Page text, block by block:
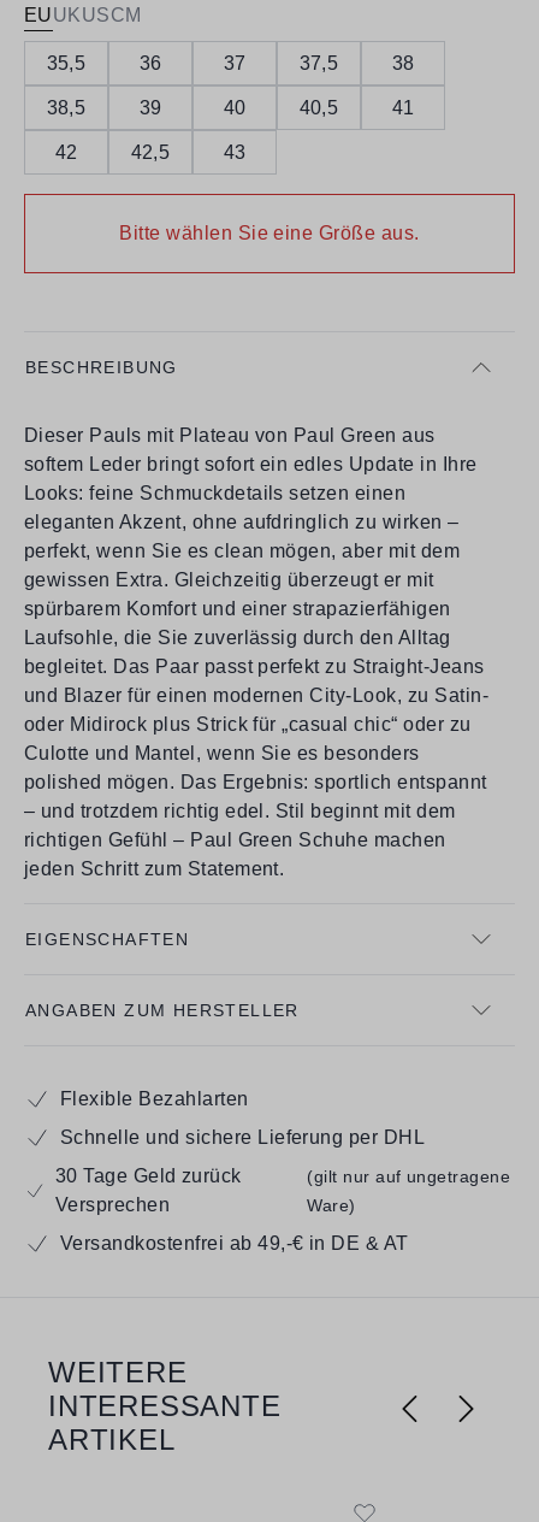
EUUKUSCM
35,5 36 37 37,5 38
38,5 39 40 40,5 41
42 42,5 43
Bitte wählen Sie eine Größe aus.
BESCHREIBUNG
Dieser Pauls mit Plateau von Paul Green aus
softem Leder bringt sofort ein edles Update in Ihre
Looks: feine Schmuckdetails setzen einen
eleganten Akzent, ohne aufdringlich zu wirken –
perfekt, wenn Sie es clean mögen, aber mit dem
gewissen Extra. Gleichzeitig überzeugt er mit
spürbarem Komfort und einer strapazierfähigen
Laufsohle, die Sie zuverlässig durch den Alltag
begleitet. Das Paar passt perfekt zu Straight-Jeans
und Blazer für einen modernen City-Look, zu Satin-
oder Midirock plus Strick für „casual chic“ oder zu
Culotte und Mantel, wenn Sie es besonders
polished mögen. Das Ergebnis: sportlich entspannt
– und trotzdem richtig edel. Stil beginnt mit dem
richtigen Gefühl – Paul Green Schuhe machen
jeden Schritt zum Statement.
EIGENSCHAFTEN
ANGABEN ZUM HERSTELLER
Flexible Bezahlarten
Schnelle und sichere Lieferung per DHL
30 Tage Geld zurück
Versprechen
(gilt nur auf ungetragene
Ware)
Versandkostenfrei ab 49,-€ in DE & AT
Produktgalerie überspringen
WEITERE
INTERESSANTE
ARTIKEL